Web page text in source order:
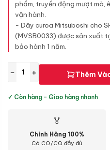
phẩm, truyền động mượt mà,
vận hành.
- Dây curoa Mitsuboshi cho
(MVSB0033) được sản xuất
bảo hành 1 năm.
− + Thêm
✓ Còn hàng - Giao hàng nhanh
🏅
Chính Hãng 100%
Có CO/CQ đầy đủ